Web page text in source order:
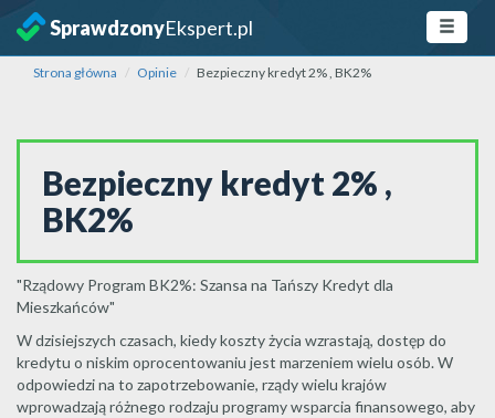
SprawdzonyEkspert.pl
Strona główna Opinie Bezpieczny kredyt 2% , BK2%
Bezpieczny kredyt 2% ,
BK2%
"Rządowy Program BK2%: Szansa na Tańszy Kredyt dla
Mieszkańców"
W dzisiejszych czasach, kiedy koszty życia wzrastają, dostęp do
kredytu o niskim oprocentowaniu jest marzeniem wielu osób. W
odpowiedzi na to zapotrzebowanie, rządy wielu krajów
wprowadzają różnego rodzaju programy wsparcia finansowego, aby